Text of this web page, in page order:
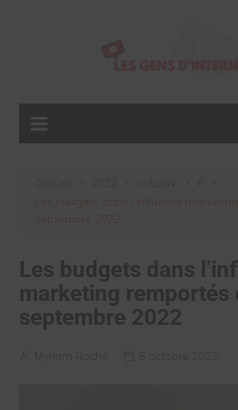
Les budgets dans
marketing remportés
septembre 2022